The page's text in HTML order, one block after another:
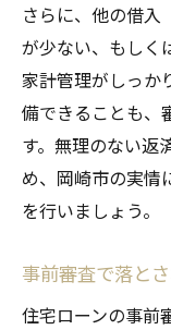
さらに、他の借入
が少ない、もしく
家計管理がしっか
備できることも、
す。無理のない返
め、岡崎市の実情
を行いましょう。
事前審査で落と
住宅ローンの事前